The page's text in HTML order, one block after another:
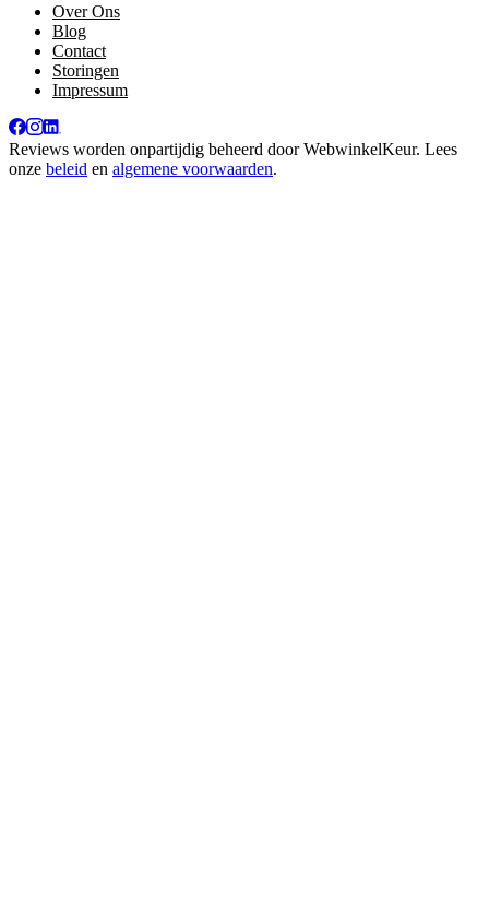
Over Ons
Blog
Contact
Storingen
Impressum
Reviews worden onpartijdig beheerd doorWebwinkelKeur. Lees
onze beleid en algemene voorwaarden.